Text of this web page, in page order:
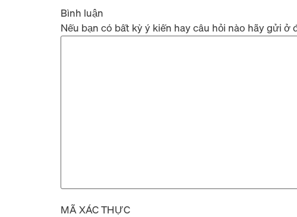
Bình luận
Nếu bạn có bất kỳ ý kiến hay câu hỏi nào hãy gửi ở
MÃ XÁC THỰC